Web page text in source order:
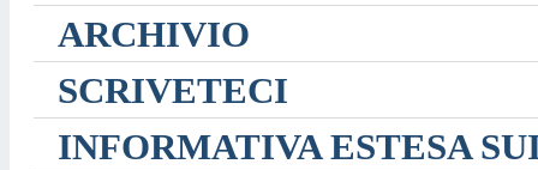
ARCHIVIO
SCRIVETECI
INFORMATIVA ESTESA